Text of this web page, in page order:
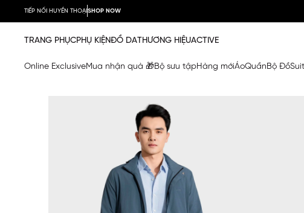
TIẾP NỐI HUYỀN THOẠISHOP NOW
TRANG PHỤCPHỤ KIỆNĐỒ DATHƯƠNG HIỆUACTIVE
Online ExclusiveMua nhận quà 🎁Bộ sưu tậpHàng mớiÁoQuầnBộ Đồ